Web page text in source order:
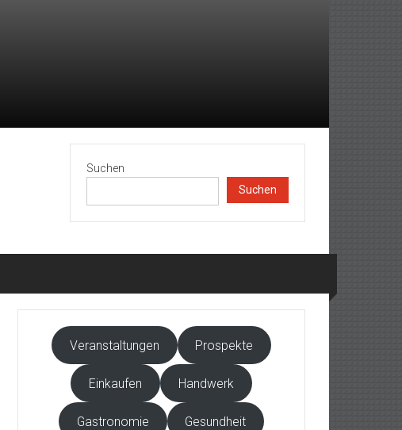
Suchen
Suchen
Veranstaltungen Prospekte
Einkaufen Handwerk
Gastronomie Gesundheit